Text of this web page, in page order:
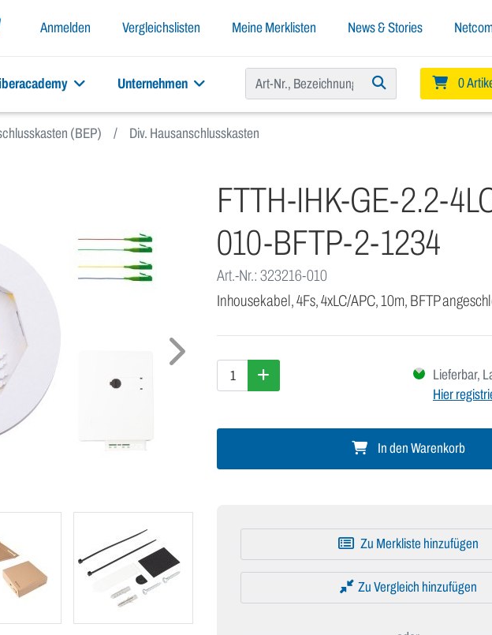
Anmelden Vergleichslisten Meine Merklisten News & Stories
Unternehmen 0
(BEP) Div. Hausanschlusskasten
FTTH-IHK-GE-2.2-
010-BFTP-2-1234
Art.-Nr.: 323216-010
Inhousekabel, 4Fs, 4xLC/APC, 10m, BFTP
Lieferbar,
Hier
In den Warenkorb
Zu Merkliste hinzufügen
Zu Vergleich hinzufügen